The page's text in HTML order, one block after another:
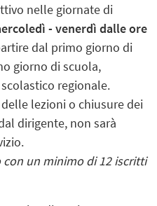
nelle giornate di
- venerdì dalle ore
dal primo giorno di
giorno di scuola,
regionale.
lezioni o chiusure dei
dirigente, non sarà
un minimo di 12 iscritti